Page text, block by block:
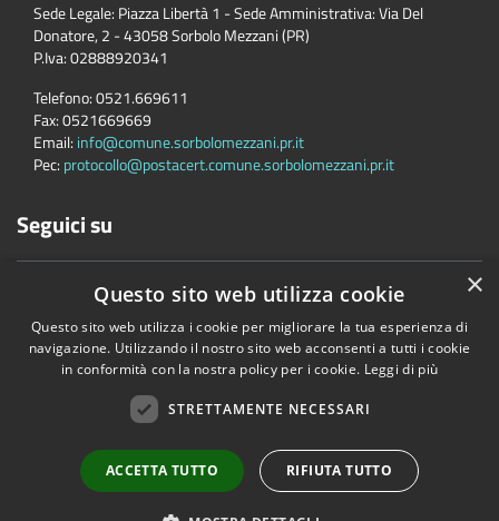
Sede Legale: Piazza Libertà 1 - Sede Amministrativa: Via Del
Donatore, 2 - 43058 Sorbolo Mezzani (PR)
P.Iva:02888920341
Telefono:0521.669611
Fax:0521669669
Email: info@comune.sorbolomezzani.pr.it
Pec: protocollo@postacert.comune.sorbolomezzani.pr.it
Seguici su
Accessibilità
Municipium•Accesso redazione
×
Questo sito web utilizza cookie
Questo sito web utilizza i cookie per migliorare la tua esperienza di
navigazione. Utilizzando il nostro sito web acconsenti a tutti i cookie
in conformità con la nostra policy per i cookie. Leggi di più
STRETTAMENTE NECESSARI
ACCETTA TUTTO RIFIUTA TUTTO